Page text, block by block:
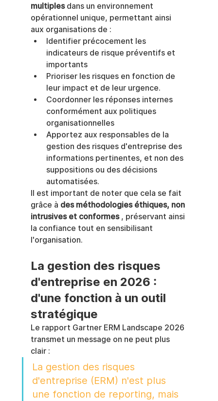
multiples dans un environnement
opérationnel unique, permettant ainsi
aux organisations de :
Identifier précocement les
indicateurs de risque préventifs et
importants
Prioriser les risques en fonction de
leur impact et de leur urgence.
Coordonner les réponses internes
conformément aux politiques
organisationnelles
Apportez aux responsables de la
gestion des risques d'entreprise des
informations pertinentes, et non des
suppositions ou des décisions
automatisées.
Il est important de noter que cela se fait
grâce à des méthodologies éthiques, non
intrusives et conformes , préservant ainsi
la confiance tout en sensibilisant
l'organisation.
La gestion des risques
d'entreprise en 2026 :
d'une fonction à un outil
stratégique
Le rapport Gartner ERM Landscape 2026
transmet un message on ne peut plus
clair :
La gestion des risques
d'entreprise (ERM) n'est plus
une fonction de reporting, mais